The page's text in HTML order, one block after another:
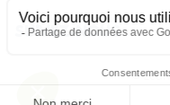
SUIVEZ-NOUS
©